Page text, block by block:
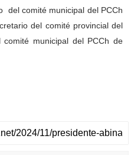
del comité municipal del PCCh
del comité provincial del
municipal del PCCh de